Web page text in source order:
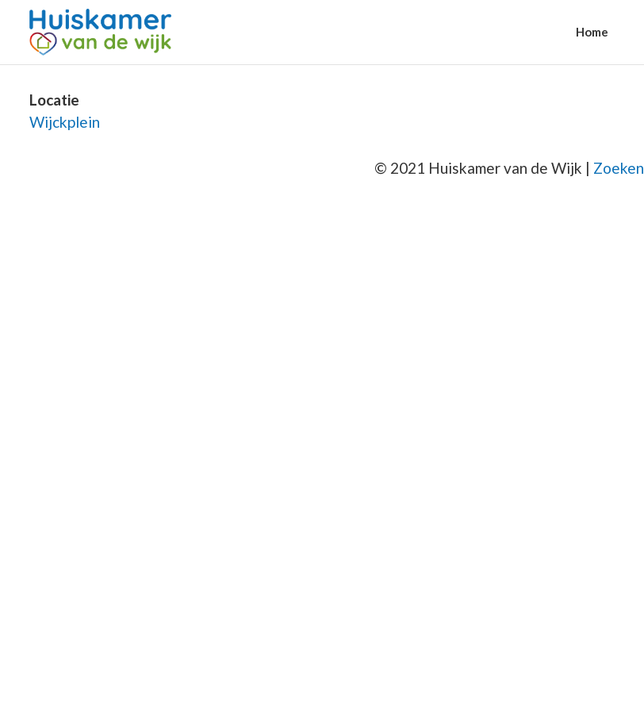
Home
Locatie
Wijckplein
© 2021 Huiskamer van de Wijk | Zoeken